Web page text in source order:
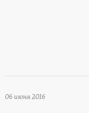
06 июня 2016